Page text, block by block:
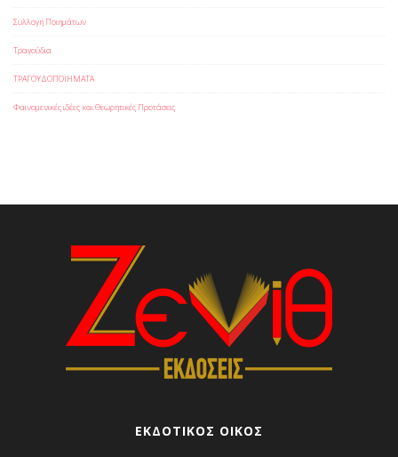
Συλλογή Ποιημάτων
Τραγούδια
ΤΡΑΓΟΥΔΟΠΟΙΗΜΑΤΑ
Φαινομενικές ιδέες και Θεωρητικές Προτάσεις
ΕΚΔΟΤΙΚΟΣ ΟΙΚΟΣ